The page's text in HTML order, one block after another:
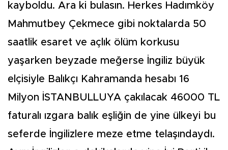
kayboldu. Ara ki bulasın. Herkes Hadımköy
Mahmutbey Çekmece gibi noktalarda 50
saatlik esaret ve açlık ölüm korkusu
yaşarken beyzade meğerse İngiliz büyük
elçisiyle Balıkçı Kahramanda hesabı 16
Milyon İSTANBULLUYA çakılacak 46000 TL
faturalı ızgara balık eşliğin de yine ülkeyi bu
seferde İngilizlere meze etme telaşındaydı.